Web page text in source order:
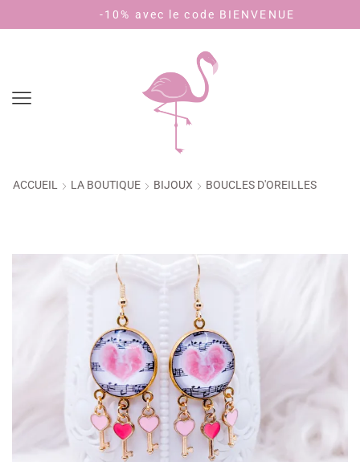
-10% avec le code BIENVENUE
ACCUEIL LA BOUTIQUE BIJOUX BOUCLES D'OREILLES